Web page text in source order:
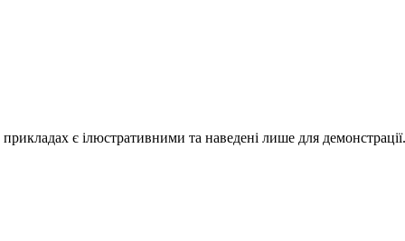
є ілюстративними та наведені лише для демонстрації.